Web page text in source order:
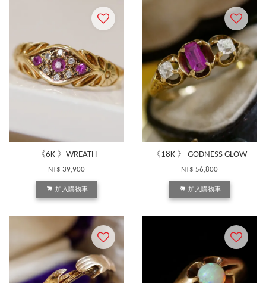
《6K 》WREATH
NT$ 39,900
加入購物車
《18K 》 GODNESS GLOW
NT$ 56,800
加入購物車